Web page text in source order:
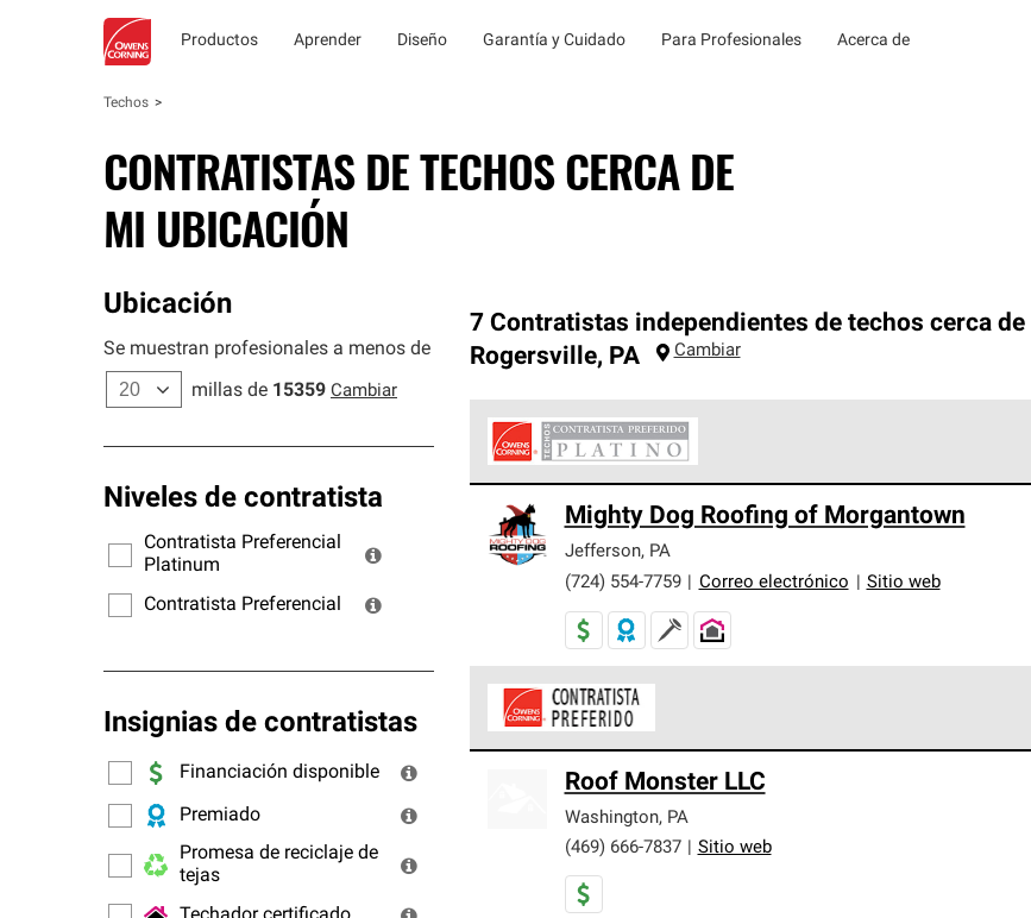
Productos Aprender Diseño Garantía y Cuidado Para Profesionales Acerca de
Techos
CONTRATISTAS DE TECHOS CERCA DE
MI UBICACIÓN
Ubicación
Se muestran profesionales a menos de
millas de 15359 Cambiar
Niveles de contratista
Contratista Preferencial
Platinum
Contratista Preferencial
Insignias de contratistas
Financiación disponible
Premiado
Promesa de reciclaje de
tejas
7 Contratistas independientes de techos cerca de
Rogersville, PA Cambiar
cumplen con estándares estrictos de profesionalismo,
ofrecer nuestra mejor garantía de sistemas de techos.
Mighty Dog Roofing of Morgantown
Jefferson, PA
(724) 554-7759
Correo electrónico Sitio web
cumplen con altos estándares y requisitos estrictos de
Roof Monster LLC
Washington, PA
(469) 666-7837
Sitio web